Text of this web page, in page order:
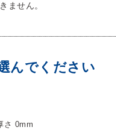
ません。
んでください
さ 0mm